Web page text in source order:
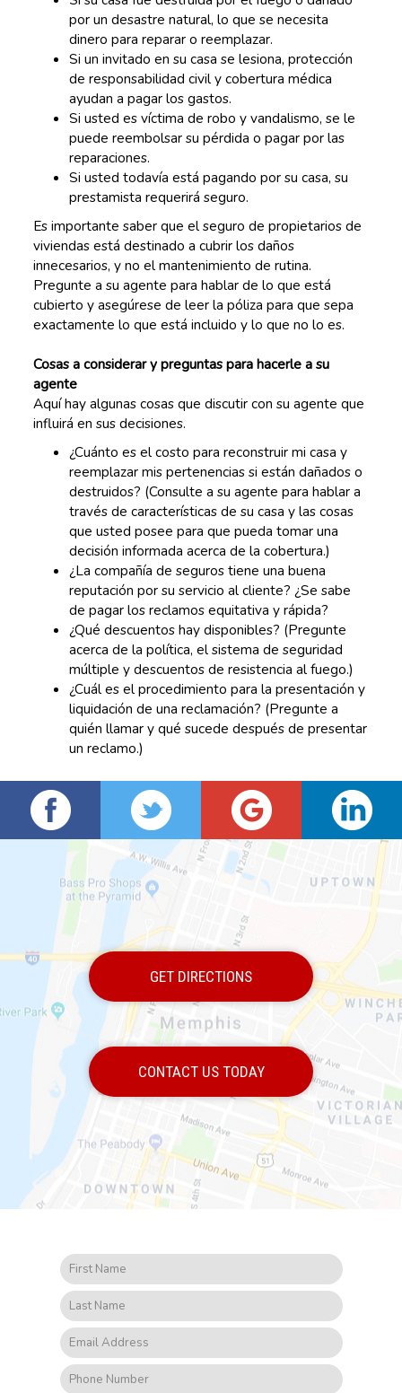
por un desastre natural, lo que se necesita
dinero para reparar o reemplazar.
Si un invitado en su casa se lesiona, protección
de responsabilidad civil y cobertura médica
ayudan a pagar los gastos.
Si usted es víctima de robo y vandalismo, se le
puede reembolsar su pérdida o pagar por las
reparaciones.
Si usted todavía está pagando por su casa, su
prestamista requerirá seguro.
Es importante saber que el seguro de propietarios de
viviendas está destinado a cubrir los daños
innecesarios, y no el mantenimiento de rutina.
Pregunte a su agente para hablar de lo que está
cubierto y asegúrese de leer la póliza para que sepa
exactamente lo que está incluido y lo que no lo es.
Cosas a considerar y preguntas para hacerle a su
agente
Aquí hay algunas cosas que discutir con su agente que
influirá en sus decisiones.
¿Cuánto es el costo para reconstruir mi casa y
reemplazar mis pertenencias si están dañados o
destruidos? (Consulte a su agente para hablar a
través de características de su casa y las cosas
que usted posee para que pueda tomar una
decisión informada acerca de la cobertura.)
¿La compañía de seguros tiene una buena
reputación por su servicio al cliente? ¿Se sabe
de pagar los reclamos equitativa y rápida?
¿Qué descuentos hay disponibles? (Pregunte
acerca de la política, el sistema de seguridad
múltiple y descuentos de resistencia al fuego.)
¿Cuál es el procedimiento para la presentación y
liquidación de una reclamación? (Pregunte a
quién llamar y qué sucede después de presentar
un reclamo.)
GET DIRECTIONS
CONTACT US TODAY